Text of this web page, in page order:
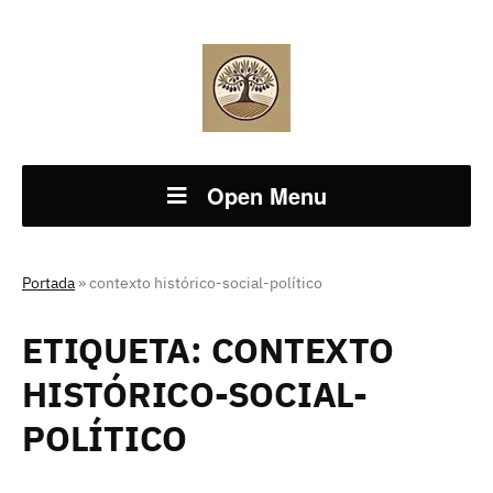
Open Menu
Portada »contexto histórico-social-político
ETIQUETA: CONTEXTO
HISTÓRICO-SOCIAL-
POLÍTICO